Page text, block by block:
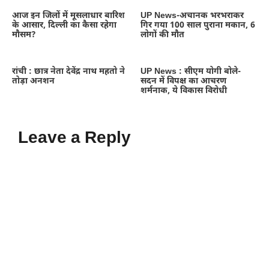
आज इन जिलों में मूसलाधार बारिश
के आसार, दिल्ली का कैसा रहेगा
मौसम?
UP News-अचानक भरभराकर
गिर गया 100 साल पुराना मकान, 6
लोगों की मौत
रांची : छात्र नेता देवेंद्र नाथ महतो ने
तोड़ा अनशन
UP News : सीएम योगी बोले-
सदन में विपक्ष का आचरण
शर्मनाक, ये विकास विरोधी
Leave a Reply